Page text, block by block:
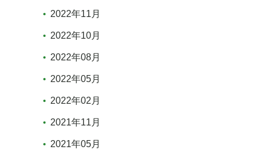
2022年11月
2022年10月
2022年08月
2022年05月
2022年02月
2021年11月
2021年05月